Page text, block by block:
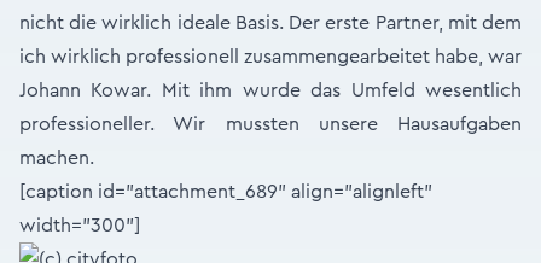
nicht die wirklich ideale Basis. Der erste Partner, mit dem
ich wirklich professionell zusammengearbeitet habe, war
Johann Kowar. Mit ihm wurde das Umfeld wesentlich
professioneller. Wir mussten unsere Hausaufgaben
machen.
[caption id="attachment_689" align="alignleft"
width="300"]